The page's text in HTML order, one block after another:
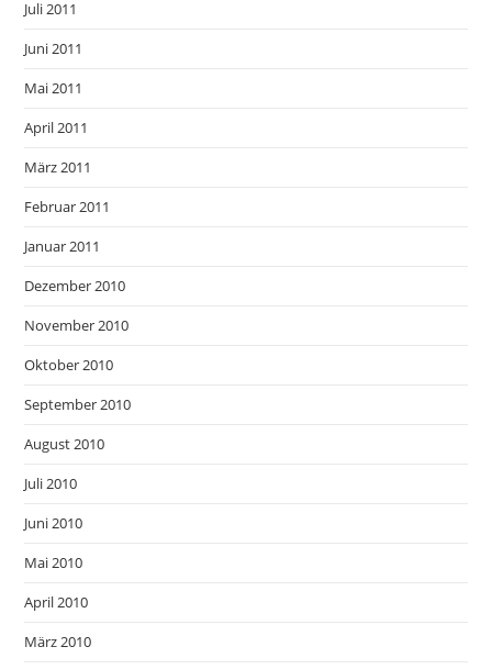
Juli 2011
Juni 2011
Mai 2011
April 2011
März 2011
Februar 2011
Januar 2011
Dezember 2010
November 2010
Oktober 2010
September 2010
August 2010
Juli 2010
Juni 2010
Mai 2010
April 2010
März 2010